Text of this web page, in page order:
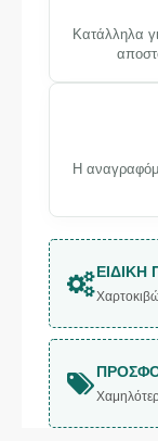
Κατάλληλα
Η
ΕΙΔΙΚΉ